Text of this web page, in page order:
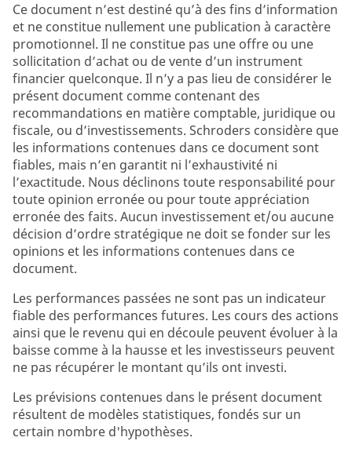
Ce document n’est destiné qu’à des fins d’information
et ne constitue nullement une publication à caractère
promotionnel. Il ne constitue pas une offre ou une
sollicitation d’achat ou de vente d’un instrument
financier quelconque. Il n’y a pas lieu de considérer le
présent document comme contenant des
recommandations en matière comptable, juridique ou
fiscale, ou d’investissements. Schroders considère que
les informations contenues dans ce document sont
fiables, mais n’en garantit ni l’exhaustivité ni
l’exactitude. Nous déclinons toute responsabilité pour
toute opinion erronée ou pour toute appréciation
erronée des faits. Aucun investissement et/ou aucune
décision d’ordre stratégique ne doit se fonder sur les
opinions et les informations contenues dans ce
document.
Les performances passées ne sont pas un indicateur
fiable des performances futures. Les cours des actions
ainsi que le revenu qui en découle peuvent évoluer à la
baisse comme à la hausse et les investisseurs peuvent
ne pas récupérer le montant qu’ils ont investi.
Les prévisions contenues dans le présent document
résultent de modèles statistiques, fondés sur un
certain nombre d'hypothèses.